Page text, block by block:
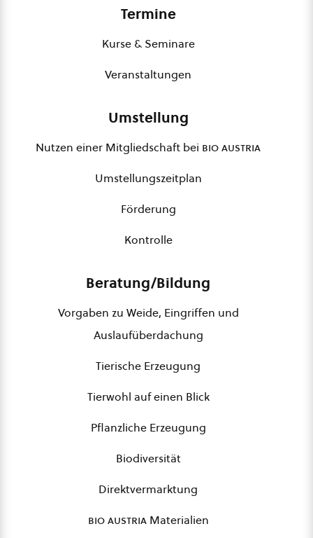
Termine
Kurse & Seminare
Veranstaltungen
Umstellung
Nutzen einer Mitgliedschaft bei bio austria
Umstellungszeitplan
Förderung
Kontrolle
Beratung/Bildung
Vorgaben zu Weide, Eingriffen und
Auslaufüberdachung
Tierische Erzeugung
Tierwohl auf einen Blick
Pflanzliche Erzeugung
Biodiversität
Direktvermarktung
bio austriaMaterialien